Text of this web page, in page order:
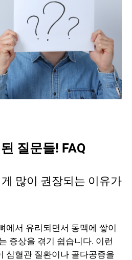
질문들! FAQ
많이 권장되는 이유가
에서 유리되면서 동맥에 쌓이
증상을 겪기 쉽습니다. 이런
심혈관 질환이나 골다공증을